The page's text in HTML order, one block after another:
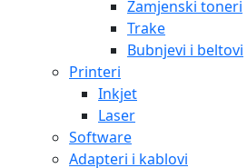
Zamjenski toneri
Trake
Bubnjevi i beltovi
Printeri
Inkjet
Laser
Software
Adapteri i kablovi